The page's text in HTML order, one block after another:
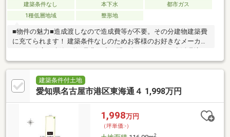
建築条件なし 本下水
都市ガス
1種低層地域
整形地
■物件の魅力■造成渡しなので造成費等が不要。その分建物建築費
に充てられます！ 建築条件なしのためお客様のお好きなメーカ
■・公園、保育園、小学校が近くに揃っているので子育て世帯に
も住みやすく安心の住環境♪・周辺商業施設が充実♪スーパー徒歩
約8分、ドラッグストア徒歩約12分。毎日のお買い物も楽々で
す・神の倉公園まで徒歩約6分！休日は家族でのんびりピクニック
校 729ｍ 徒歩約10分・神の倉中学校 995ｍ 徒歩約13分・東神
の倉清涼保育園 735ｍ徒歩約10分
建築条件付土地
愛知県名古屋市港区東海通４ 1,998万円
1,998万円
（坪単価:-）
2